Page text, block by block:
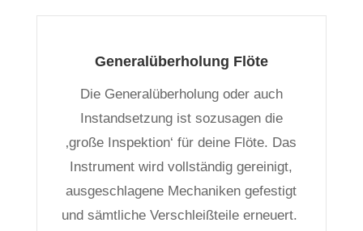
Generalüberholung Flöte
Die Generalüberholung oder auch
Instandsetzung ist sozusagen die
‚große Inspektion‘ für deine Flöte. Das
Instrument wird vollständig gereinigt,
ausgeschlagene Mechaniken gefestigt
und sämtliche Verschleißteile erneuert.